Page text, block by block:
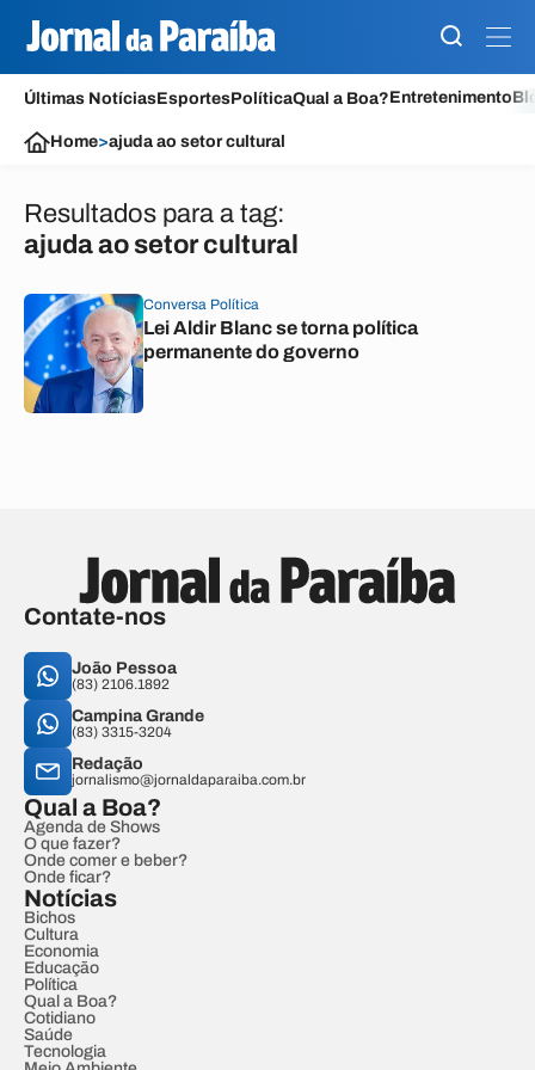
Últimas NotíciasEsportesPolíticaQual a Boa?Entretenimento
Home>ajuda ao setor cultural
Resultados para a tag:
ajuda ao setor cultural
Conversa Política
Lei Aldir Blanc se torna política
permanente do governo
Contate-nos
João Pessoa
(83) 2106.1892
Campina Grande
(83) 3315-3204
Redação
jornalismo@jornaldaparaiba.com.br
Qual a Boa?
Agenda de Shows
O que fazer?
Onde comer e beber?
Onde ficar?
Notícias
Bichos
Cultura
Economia
Educação
Política
Qual a Boa?
Cotidiano
Saúde
Tecnologia